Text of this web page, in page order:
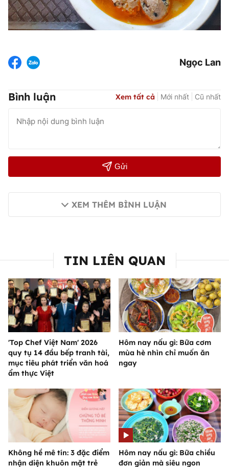
Ngọc Lan
Bình luận Xem tất cả Mới nhất Cũ nhất
Gửi
XEM THÊM BÌNH LUẬN
TIN LIÊN QUAN
'Top Chef Việt Nam' 2026
quy tụ 14 đầu bếp tranh tài,
mục tiêu phát triển văn hoá
ẩm thực Việt
Hôm nay nấu gì: Bữa cơm
mùa hè nhìn chỉ muốn ăn
ngay
Không hề mê tín: 3 đặc điểm
nhận diện khuôn mặt trẻ
Hôm nay nấu gì: Bữa chiều
đơn giản mà siêu ngon